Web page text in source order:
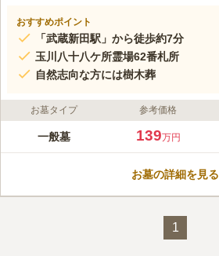
おすすめポイント
「武蔵新田駅」から徒歩約7分
玉川八十八ケ所霊場62番札所
自然志向な方には樹木葬
お墓タイプ 参考価格
一般墓 139万円
お墓の詳細を見る
1